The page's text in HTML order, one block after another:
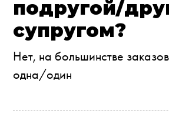
подругой/
супругом?
Нет, на большинстве
одна/один